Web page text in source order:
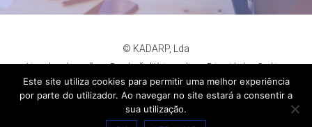
© KADARP, Lda
Livro de reclamações Resolução litígios online Privacidade
Cookies
criação de sites:criativo.net
Este site utiliza cookies para permitir uma melhor experiência
por parte do utilizador. Ao navegar no site estará a consentir a
sua utilização.